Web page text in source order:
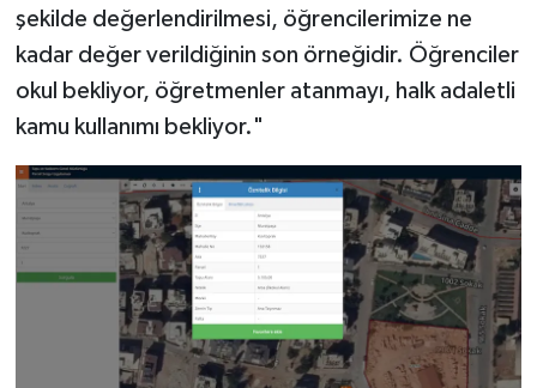
şekilde değerlendirilmesi, öğrencilerimize ne
kadar değer verildiğinin son örneğidir. Öğrenciler
okul bekliyor, öğretmenler atanmayı, halk adaletli
kamu kullanımı bekliyor."